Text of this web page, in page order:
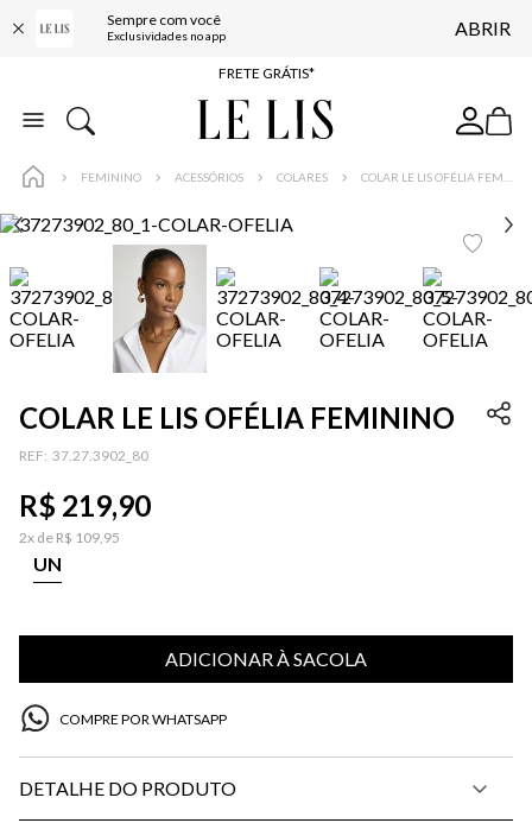
Sempre com você
Exclusividades no app ABRIR
ENTREGA EXPRESSA*
FRETE GRÁTIS*
BAIXE O APP
FEMININO ACESSÓRIOS COLARES
COLAR LE LIS OFÉLIA FEMININO
: 37.27.3902_80
R$ 219,90
2x de R$ 109,95
UN
ADICIONAR À SACOLA
COMPRE POR WHATSAPP
DETALHE DO PRODUTO